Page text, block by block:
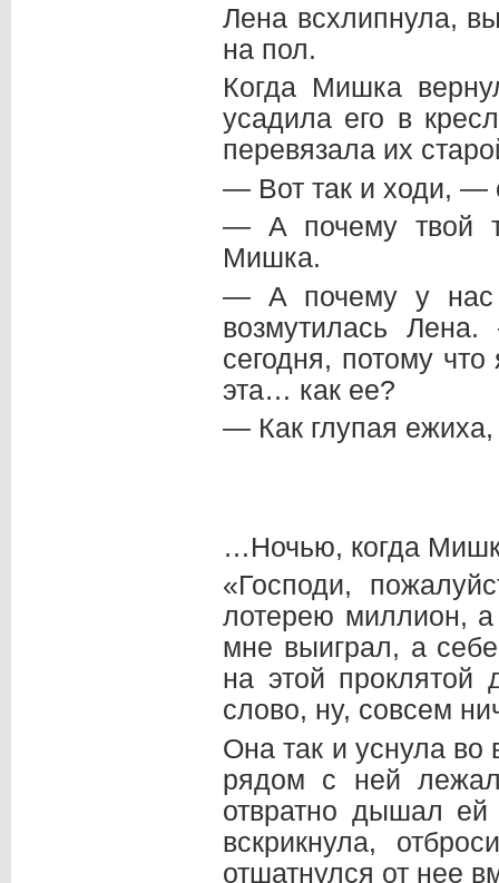
Лена всхлипнула,
на пол.
Когда Мишка
усадила его в
перевязала их
— Вот так и ходи, —
— А почему твой
Мишка.
— А почему у нас
возмутилась
сегодня, потому
эта… как ее?
— Как глупая
…Ночью, когда
«Господи,
лотерею миллион,
мне выиграл, а
на этой
слово, ну, совсем
Она так и уснула
рядом с ней
отвратно дышал
вскрикнула,
отшатнулся от нее